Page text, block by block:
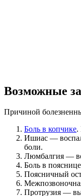
Возможные
Причиной
Боль в копчике.
Ишиас —
боли.
Люмбалгия —
Боль в
Поясничный
Протрузия —